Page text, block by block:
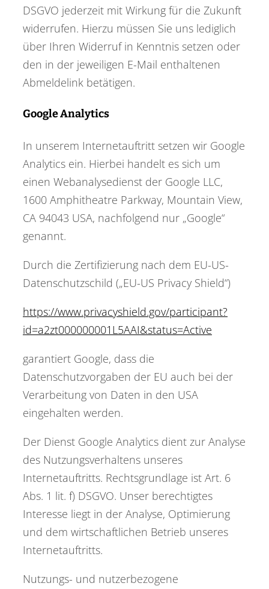
DSGVO jederzeit mit Wirkung für die Zukunft
widerrufen. Hierzu müssen Sie uns lediglich
über Ihren Widerruf in Kenntnis setzen oder
den in der jeweiligen E-Mail enthaltenen
Abmeldelink betätigen.
Google Analytics
In unserem Internetauftritt setzen wir Google
Analytics ein. Hierbei handelt es sich um
einen Webanalysedienst der Google LLC,
1600 Amphitheatre Parkway, Mountain View,
CA 94043 USA, nachfolgend nur „Google“
genannt.
Durch die Zertifizierung nach dem EU-US-
Datenschutzschild („EU-US Privacy Shield“)
https://www.privacyshield.gov/participant?
id=a2zt000000001L5AAI&status=Active
garantiert Google, dass die
Datenschutzvorgaben der EU auch bei der
Verarbeitung von Daten in den USA
eingehalten werden.
Der Dienst Google Analytics dient zur Analyse
des Nutzungsverhaltens unseres
Internetauftritts. Rechtsgrundlage ist Art. 6
Abs. 1 lit. f) DSGVO. Unser berechtigtes
Interesse liegt in der Analyse, Optimierung
und dem wirtschaftlichen Betrieb unseres
Internetauftritts.
Nutzungs- und nutzerbezogene